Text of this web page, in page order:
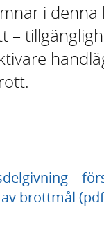
i
–
–
brottmål